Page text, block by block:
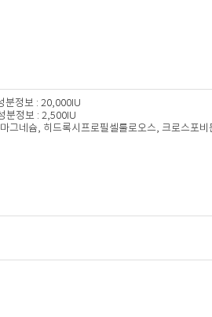
정보 : 20,000IU
분정보 : 2,500IU
그네슘, 히드록시프로필셀룰로오스, 크로스포